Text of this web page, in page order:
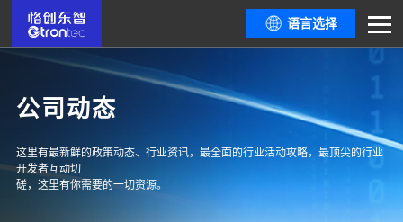
语言选择
公司动态
这里有最新鲜的政策动态、行业资讯，最全面的行业活动攻略，最顶尖的行业
开发者互动切
磋，这里有你需要的一切资源。